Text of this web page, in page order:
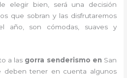
elegir bien, será una decisión
que sobran y las disfrutaremos
año, son cómodas, suaves y
a las gorra senderismo en San
deben tener en cuenta algunos